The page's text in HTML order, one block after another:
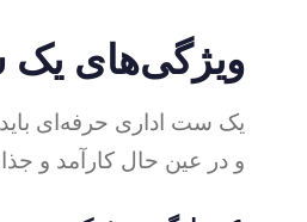
ویژگی‌های
یک ست اداری حرفه‌ای
و در عین حال کارآمد و